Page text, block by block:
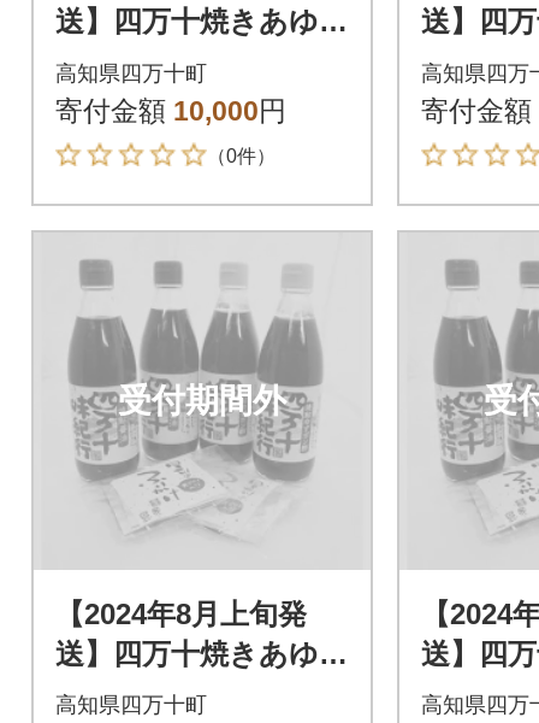
送】四万十焼きあゆだ
し醤油・ゆずポン酢4
本 Ess-05
高知県四万十町
寄付金額 10,000円
（0件）
送】四
し醤油
本
高知県四万
寄付金額
受付期間外
【2024年8月上旬発
送】四万十焼きあゆだ
し醤油・ゆずポン酢4
高知県四万十町
受
【2024
送】四
し醤油
高知県四万